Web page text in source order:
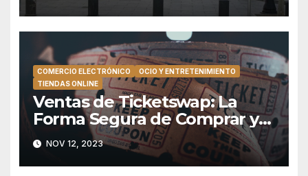
COMERCIO ELECTRÓNICO
OCIO Y ENTRETENIMIENTO
TIENDAS ONLINE
Ventas de Ticketswap: La
Forma Segura de Comprar y
Vender Entradas
NOV 12, 2023